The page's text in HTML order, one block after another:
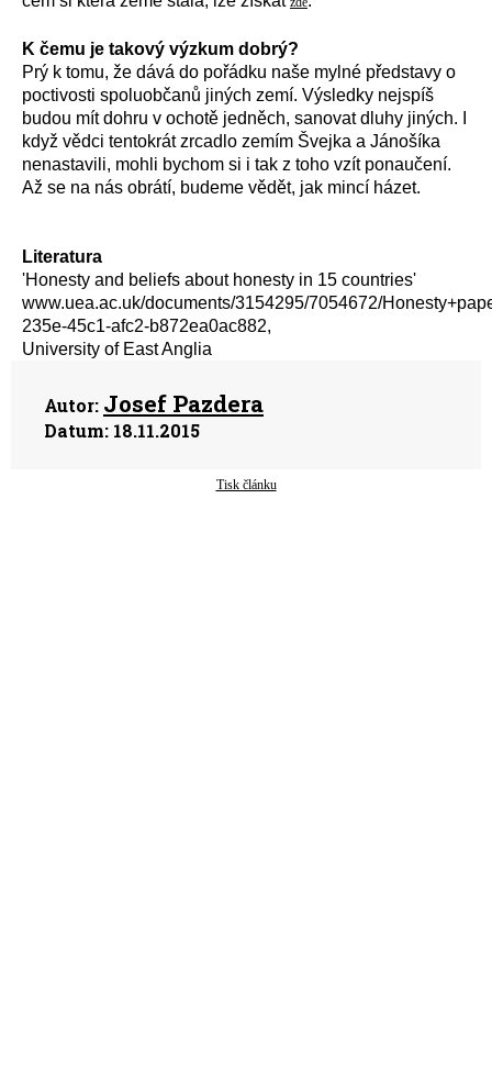
K čemu je takový výzkum dobrý?
Prý k tomu, že dává do pořádku naše mylné představy o
poctivosti spoluobčanů jiných zemí. Výsledky nejspíš
budou mít dohru v ochotě jedněch, sanovat dluhy jiných. I
když vědci tentokrát zrcadlo zemím Švejka a Jánošíka
nenastavili, mohli bychom si i tak z toho vzít ponaučení.
Až se na nás obrátí, budeme vědět, jak mincí házet.
Literatura
'Honesty and beliefs about honesty in 15 countries'
www.uea.ac.uk/documents/3154295/7054672/
235e-45c1-afc2-b872ea0ac882,
University of East Anglia
Autor: Josef Pazdera
Datum: 18.11.2015
Tisk článku